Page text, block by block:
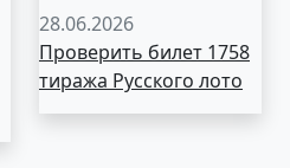
28.06.2026
Проверить билет 1758
тиража Русского лото